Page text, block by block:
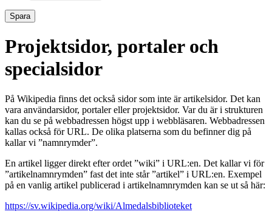
Spara
Projektsidor, portaler och
specialsidor
På Wikipedia finns det också sidor som inte är artikelsidor. Det kan
vara användarsidor, portaler eller projektsidor. Var du är i strukturen
kan du se på webbadressen högst upp i webbläsaren. Webbadressen
kallas också för URL. De olika platserna som du befinner dig på
kallar vi ”namnrymder”.
En artikel ligger direkt efter ordet ”wiki” i URL:en. Det kallar vi för
”artikelnamnrymden” fast det inte står ”artikel” i URL:en. Exempel
på en vanlig artikel publicerad i artikelnamnrymden kan se ut så här:
https://sv.wikipedia.org/wiki/Almedalsbiblioteket